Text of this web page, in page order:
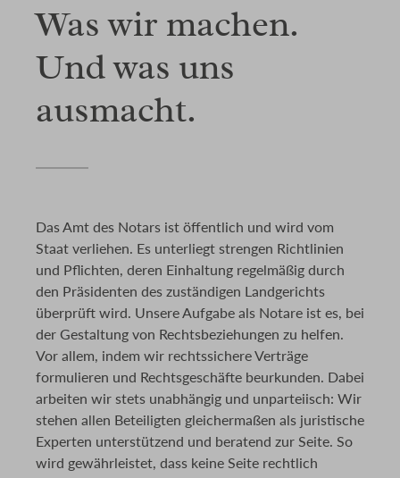
Was wir machen.
Und was uns
ausmacht.
Das Amt des Notars ist öffentlich und wird vom
Staat verliehen. Es unterliegt strengen Richtlinien
und Pflichten, deren Einhaltung regelmäßig durch
den Präsidenten des zuständigen Landgerichts
überprüft wird. Unsere Aufgabe als Notare ist es, bei
der Gestaltung von Rechtsbeziehungen zu helfen.
Vor allem, indem wir rechtssichere Verträge
formulieren und Rechtsgeschäfte beurkunden. Dabei
arbeiten wir stets unabhängig und unparteiisch: Wir
stehen allen Beteiligten gleichermaßen als juristische
Experten unterstützend und beratend zur Seite. So
wird gewährleistet, dass keine Seite rechtlich